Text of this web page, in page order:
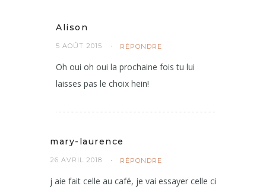
Alison
5 AOÛT 2015 RÉPONDRE
Oh oui oh oui la prochaine fois tu lui
laisses pas le choix hein!
mary-laurence
26 AVRIL 2018 RÉPONDRE
j aie fait celle au café, je vai essayer celle ci